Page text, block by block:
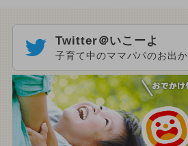
Twitter＠いこーよ
子育て中のママパパのお出か